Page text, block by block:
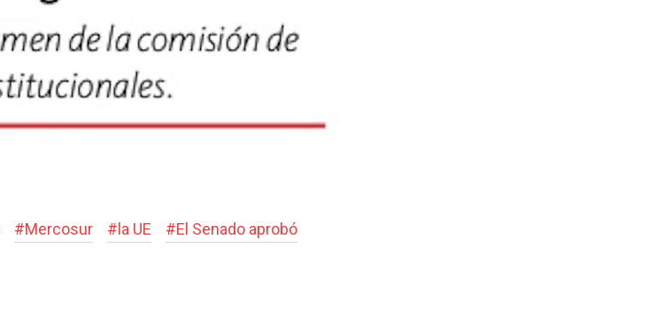
#Mercosur # la UE #El Senado aprobó